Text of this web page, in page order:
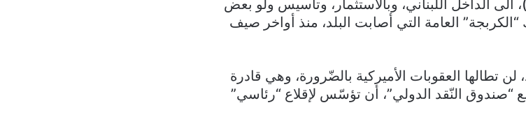
الداخل اللبناني، وبالاستثمار، وتأسيس ولو بعض
العامة التي أصابت البلد، منذ أواخر صيف
لن تطالها العقوبات الأميركية بالضّرورة، وهي قادرة
“صندوق النّقد الدولي”، أن تؤسّس لإقلاع “رئاسي”